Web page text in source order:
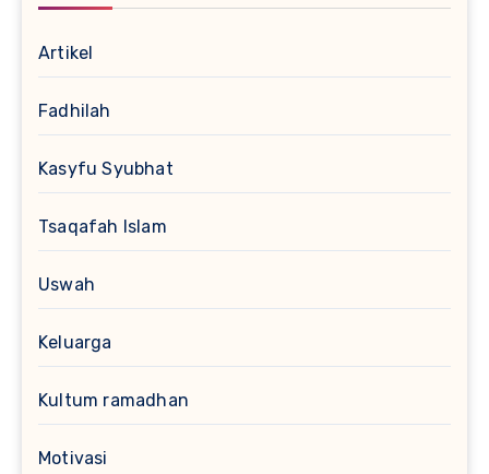
Artikel
Fadhilah
Kasyfu Syubhat
Tsaqafah Islam
Uswah
Keluarga
Kultum ramadhan
Motivasi